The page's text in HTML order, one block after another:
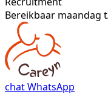
Bereikbaar maandag
chatWhatsApp